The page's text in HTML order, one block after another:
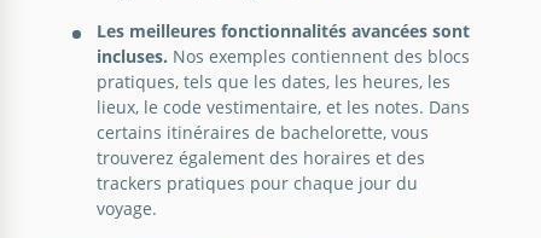
Modèle d'itinéraire pour un week-end
de célibataire
Les meilleures fonctionnalités avancées sont
incluses. Nos exemples contiennent des blocs
pratiques, tels que les dates, les heures, les
lieux, le code vestimentaire, et les notes. Dans
certains itinéraires de bachelorette, vous
trouverez également des horaires et des
trackers pratiques pour chaque jour du
voyage.